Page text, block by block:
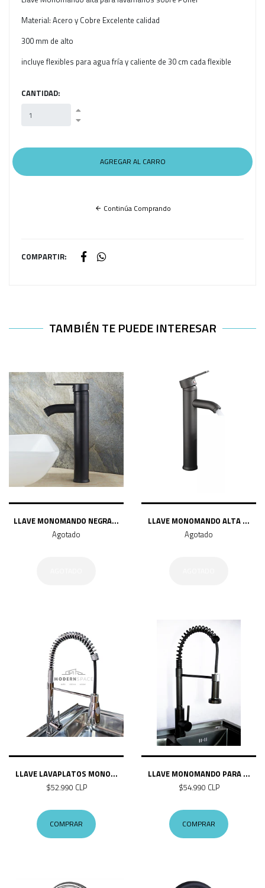
Material: Acero y Cobre Excelente calidad
300 mm de alto
incluye flexibles para agua fría y caliente de 30 cm cada flexible
CANTIDAD:
Continúa Comprando
COMPARTIR:
TAMBIÉN TE PUEDE INTERESAR
LLAVE MONOMANDO NEGRA...
Agotado
LLAVE MONOMANDO ALTA ...
Agotado
LLAVE LAVAPLATOS MONO...
$52.990 CLP
COMPRAR
LLAVE MONOMANDO PARA ...
$54.990 CLP
COMPRAR